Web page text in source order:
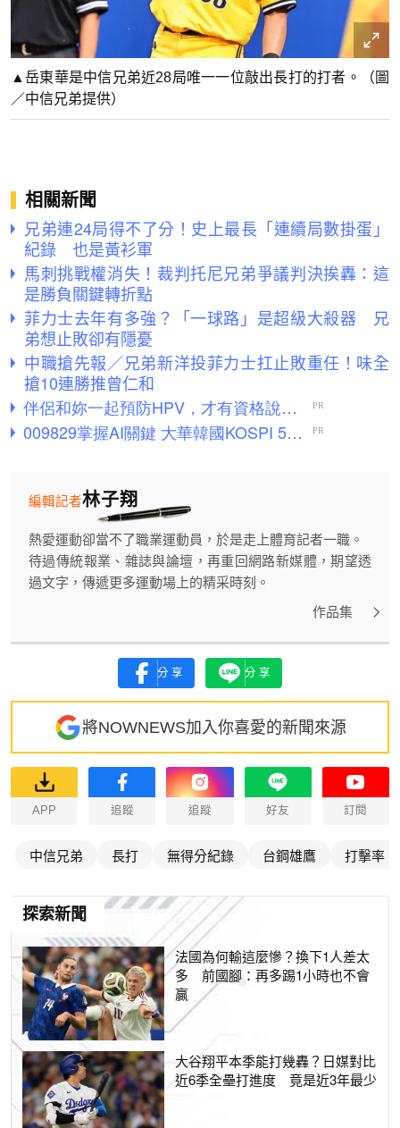
▲岳東華是中信兄弟近28局唯一一位敲出長打的打者。（圖
／中信兄弟提供）
相關新聞
兄弟連24局得不了分！史上最長「連續局數掛蛋」
紀錄 也是黃衫軍
馬刺挑戰權消失！裁判托尼兄弟爭議判決挨轟：這
是勝負關鍵轉折點
菲力士去年有多強？「一球路」是超級大殺器 兄
弟想止敗卻有隱憂
中職搶先報／兄弟新洋投菲力士扛止敗重任！味全
搶10連勝推曾仁和
林子翔
編輯記者
熱愛運動卻當不了職業運動員，於是走上體育記者一職。
待過傳統報業、雜誌與論壇，再重回網路新媒體，期望透
過文字，傳遞更多運動場上的精采時刻。
作品集
分享 分享
將NOWNEWS加入你喜愛的新聞來源
APP 追蹤 追蹤 好友 訂閱
中信兄弟 長打 無得分紀錄 台鋼雄鷹 打擊率
探索新聞
法國為何輸這麼慘？換下1人差太
多 前國腳：再多踢1小時也不會
贏
大谷翔平本季能打幾轟？日媒對比
近6季全壘打進度 竟是近3年最少